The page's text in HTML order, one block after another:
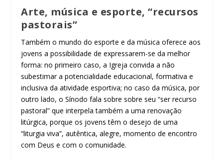
Arte, música e esporte, “recursos
pastorais”
Também o mundo do esporte e da música oferece aos
jovens a possibilidade de expressarem-se da melhor
forma: no primeiro caso, a Igreja convida a não
subestimar a potencialidade educacional, formativa e
inclusiva da atividade esportiva; no caso da música, por
outro lado, o Sínodo fala sobre sobre seu “ser recurso
pastoral” que interpela também a uma renovação
litúrgica, porque os jovens têm o desejo de uma
“liturgia viva”, autêntica, alegre, momento de encontro
com Deus e com o comunidade.